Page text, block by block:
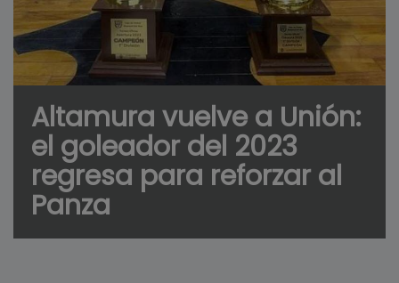
Altamura vuelve a Unión:
el goleador del 2023
regresa para reforzar al
Panza